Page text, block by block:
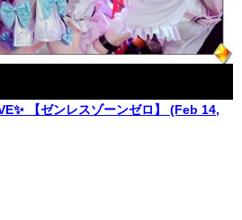
【ゼンレスゾーンゼロ】 (Feb 14,